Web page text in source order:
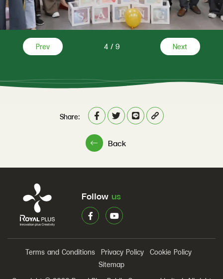
Prev 4/ 9 Next
Share:
Back
Follow us
Terms and Conditions Privacy Policy
Cookie Policy
Sitemap